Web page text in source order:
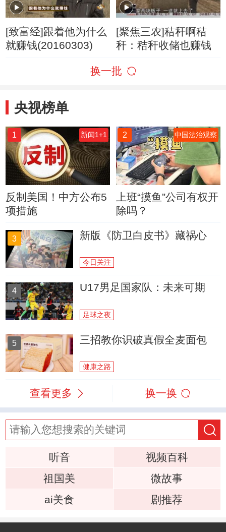
[致富经]跟着他为什么
就赚钱(20160303)
[聚焦三农]秸秆啊秸
秆：秸秆收储也赚钱
换一批
央视榜单
1 新闻1+1
反制美国！中方公布5
项措施
2 中国法治观察
上班“摸鱼”公司有权开
除吗？
3 新版《防卫白皮书》藏祸心
今日关注
4 U17男足国家队：未来可期
足球之夜
5 三招教你识破真假全麦面包
健康之路
查看更多 换一换
听音
视频百科
祖国美
微故事
ai美食
剧推荐